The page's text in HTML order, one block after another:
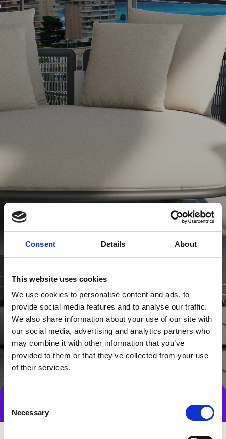
Consent Details About
This website uses cookies
We use cookies to personalise content and ads, to
provide social media features and to analyse our traffic.
We also share information about your use of our site with
our social media, advertising and analytics partners who
may combine it with other information that you’ve
provided to them or that they’ve collected from your use
of their services.
Selection
Necessary